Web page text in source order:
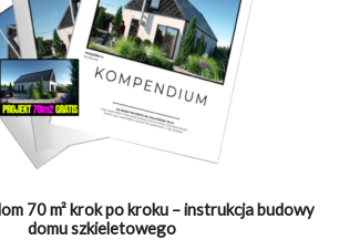
70 m² krok po kroku – instrukcja budowy
domu szkieletowego